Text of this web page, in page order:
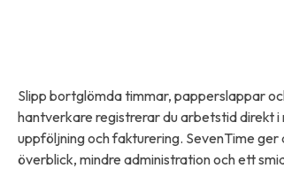
Slipp bortglömda timmar, papperslappar
hantverkare registrerar du arbetstid direkt
uppföljning och fakturering. SevenTime
överblick, mindre administration och ett